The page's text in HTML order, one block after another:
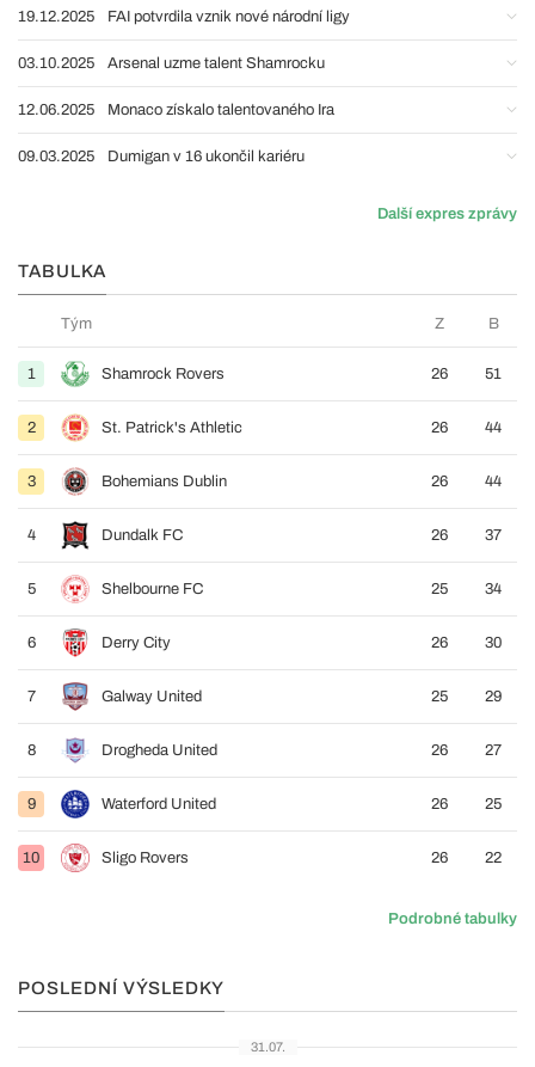
19.12.2025 FAI potvrdila vznik nové národní ligy
03.10.2025 Arsenal uzme talent Shamrocku
12.06.2025 Monaco získalo talentovaného Ira
09.03.2025 Dumigan v 16 ukončil kariéru
Další expres zprávy
TABULKA
Tým Z B
1 Shamrock Rovers 26 51
2 St. Patrick's Athletic 26 44
3 Bohemians Dublin 26 44
4 Dundalk FC 26 37
5 Shelbourne FC 25 34
6 Derry City 26 30
7 Galway United 25 29
8 Drogheda United 26 27
9 Waterford United 26 25
10 Sligo Rovers 26 22
Podrobné tabulky
POSLEDNÍ VÝSLEDKY
31.07.